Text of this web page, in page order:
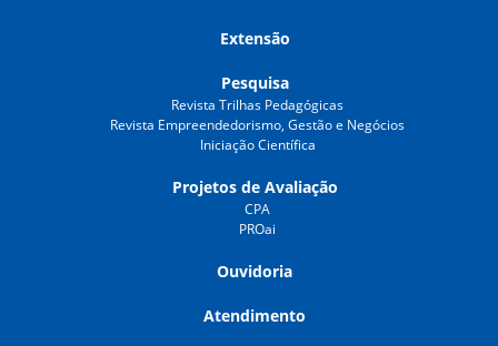
Extensão
Pesquisa
Revista Trilhas Pedagógicas
Revista Empreendedorismo, Gestão e Negócios
Iniciação Científica
Projetos de Avaliação
CPA
PROai
Ouvidoria
Atendimento